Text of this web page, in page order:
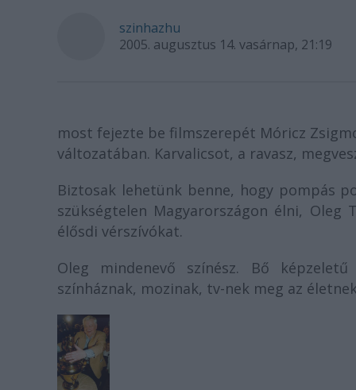
szinhazhu
2005. augusztus 14. vasárnap, 21:19
most fejezte be filmszerepét Móricz
változatában. Karvalicsot, a ravasz,
Biztosak lehetünk benne, hogy pompás
szükségtelen Magyarországon élni,
élősdi vérszívókat.
Oleg mindenevő színész. Bő
színháznak, mozinak, tv-nek meg az